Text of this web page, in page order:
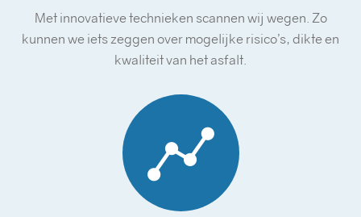
Met innovatieve technieken scannen wij wegen. Zo
kunnen we iets zeggen over mogelijke risico’s, dikte en
kwaliteit van het asfalt.